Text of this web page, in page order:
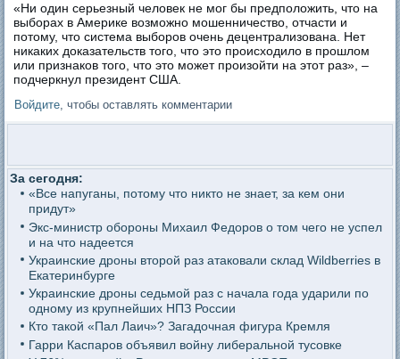
«Ни один серьезный человек не мог бы предположить, что на
выборах в Америке возможно мошенничество, отчасти и
потому, что система выборов очень децентрализована. Нет
никаких доказательств того, что это происходило в прошлом
или признаков того, что это может произойти на этот раз», –
подчеркнул президент США.
Войдите, чтобы оставлять комментарии
За сегодня:
«Все напуганы, потому что никто не знает, за кем они
придут»
Экс-министр обороны Михаил Федоров о том чего не успел
и на что надеется
Украинские дроны второй раз атаковали склад Wildberries в
Екатеринбурге
Украинские дроны седьмой раз с начала года ударили по
одному из крупнейших НПЗ России
Кто такой «Пал Лаич»? Загадочная фигура Кремля
Гарри Каспаров объявил войну либеральной тусовке